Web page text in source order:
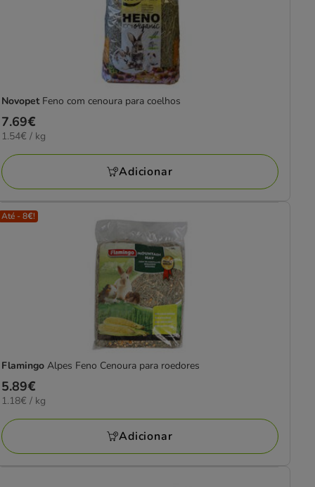
Novopet Feno com cenoura para coelhos
Preço
7.69€
7.69€
1.54€
KG
1.54€ / kg
Adicionar
Até - 8€!
Flamingo Alpes Feno Cenoura para roedores
Preço
5.89€
5.89€
1.18€
KG
1.18€ / kg
Adicionar